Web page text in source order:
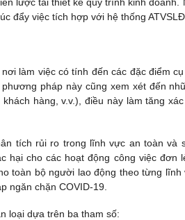
đẩy việc tích hợp với hệ thống ATVSLĐ
làm việc có tính đến các đặc điểm
pháp này cũng xem xét đến
hàng, v.v.), điều này làm tăng
tích rủi ro trong lĩnh vực an toàn và
hại cho các hoạt động công việc đơn
toàn bộ người lao động theo từng
ngăn chặn COVID-19.
loại dựa trên ba tham số: